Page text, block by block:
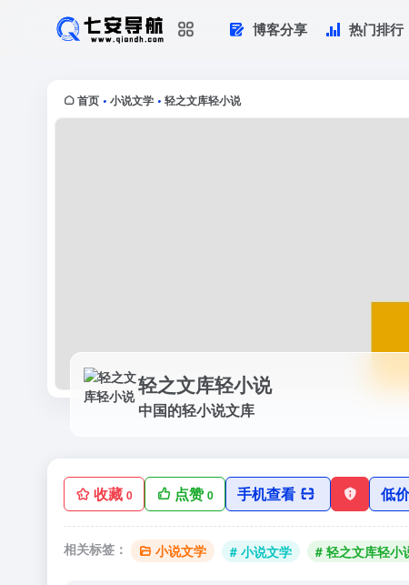
博客分享 热门排行
首页 • 小说文学 • 轻之文库轻小说
轻之文库轻小说
中国的轻小说文库
收藏 0 点赞0 手机查看 低
相关标签： 小说文学 # 小说文学 # 轻之文库轻小